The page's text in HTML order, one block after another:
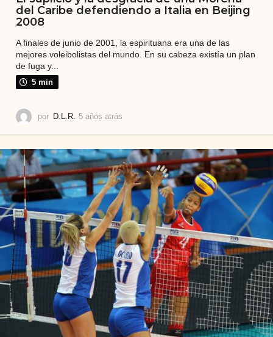
del Caribe defendiendo a Italia en Beijing
2008
A finales de junio de 2001, la espirituana era una de las
mejores voleibolistas del mundo. En su cabeza existía un plan
de fuga y...
5 min
por D.L.R. 5 años atrás
o
s
a
t
r
á
s